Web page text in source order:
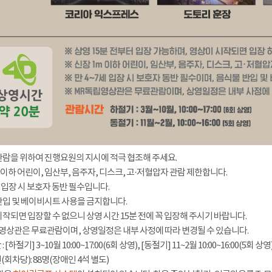
을 위하여 진행요원의 지시에 적극 협조해 주세요.
하 어린이, 임산부, 음주자, 디스크, 고·저혈압자 관람 제한합니다.
장 시 보호자 동반 필수입니다.
및 베이비시트 사용을 금지합니다.
되면 입장할 수 없으니 상영 시간 15분 전에 꼭 입장해 주시기 바랍니다.
관은 무료관람이며, 상영일정은 내부 사정에 따라 변경될 수 있습니다.
[하절기] 3~10월 10:00~17:00(6회 상영), [동절기] 11~2월 10:00~16:00(5회 상
차당): 88명(장애인 4석 별도)